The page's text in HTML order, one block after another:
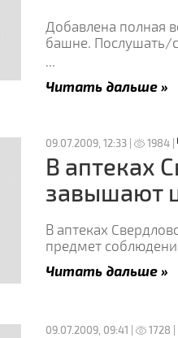
Добавлена полная
башне. Послушать/
...
Читать дальше »
09.07.2009, 12:33 | 1984 |
В аптеках
завышают
В аптеках
предмет
Читать дальше »
09.07.2009, 09:41 | 1728 |